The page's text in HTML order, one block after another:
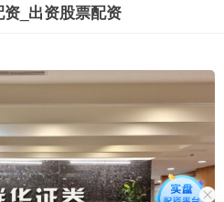
_出资股票配资